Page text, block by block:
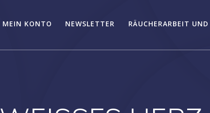
MEIN KONTO NEWSLETTER RÄUCHERARBEIT